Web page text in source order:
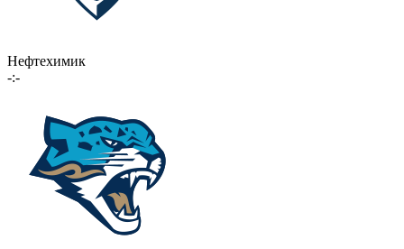
Нефтехимик
-:-